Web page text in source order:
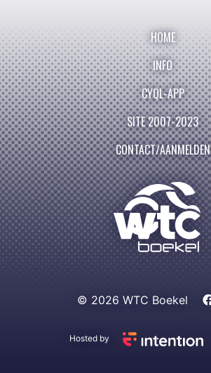
HOME
INFO
CYQL-APP
SITE 2007-2023
CONTACT/AANMELDEN
© 2026 WTC Boekel
Hosted by